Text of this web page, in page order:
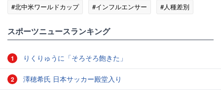
#北中米ワールドカップ
#インフルエンサー
#人種差別
スポーツニュースランキング
1 りくりゅうに「そろそろ飽きた」
2 澤穂希氏 日本サッカー殿堂入り